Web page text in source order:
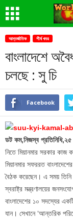
আন্তর্জাতিক শীর্ষ খবর
বাংলাদেশে
চলছে : সু চি
Facebook
ডট কম,নিজস্ব
নিতে মিয়ানমার সরকার কাজ
মিয়ানমার সফররত
বৈঠক করেছেন। এ সময়
স্বরাষ্ট্র মন্ত্রণালয়ের
বাংলাদেশের ১০ সদস্যের
যান। সেখানে ‘আন্তরিক